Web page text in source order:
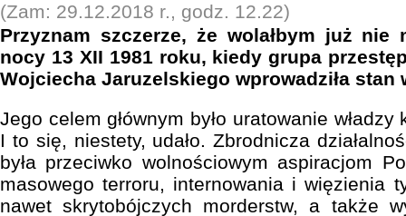
(Zam: 29.12.2018 r., godz. 12.22)
Przyznam szczerze, że wolałbym już
nocy 13 XII 1981 roku, kiedy grupa
Wojciecha Jaruzelskiego wprowadziła stan
Jego celem głównym było uratowanie
I to się, niestety, udało. Zbrodnicza
była przeciwko wolnościowym aspiracjom
masowego terroru, internowania i więzienia
nawet skrytobójczych morderstw, a także